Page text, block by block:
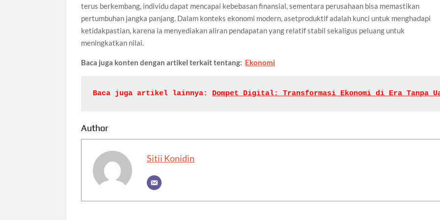
terus berkembang, individu dapat mencapai kebebasan finansial, sementara perusahaan bisa memastikan
pertumbuhan jangka panjang. Dalam konteks ekonomi modern, asetproduktif adalah kunci untuk menghadapi
ketidakpastian, karena ia menyediakan aliran pendapatan yang relatif stabil sekaligus peluang untuk
meningkatkan nilai.
Baca juga konten dengan artikel terkait tentang: Ekonomi
Baca juga artikel lainnya: Dompet Digital: Transformasi Ekonomi di Era Tanpa
Author
Sitii Konidin